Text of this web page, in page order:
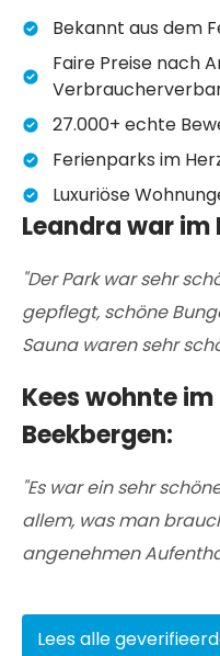
Bekannt aus dem
Faire Preise nach
27.000+ echte
Ferienparks im
Luxuriöse
Leandra war im
"Der Park war sehr
gepflegt, schöne
Sauna waren sehr
Kees wohnte
Beekbergen:
"Es war ein sehr
allem, was man
angenehmen
Lees alle